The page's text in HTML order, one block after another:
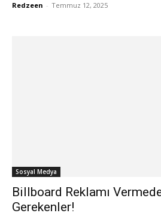
Redzeen - Temmuz 12, 2025
Sosyal Medya
Billboard Reklamı
Gerekenler!